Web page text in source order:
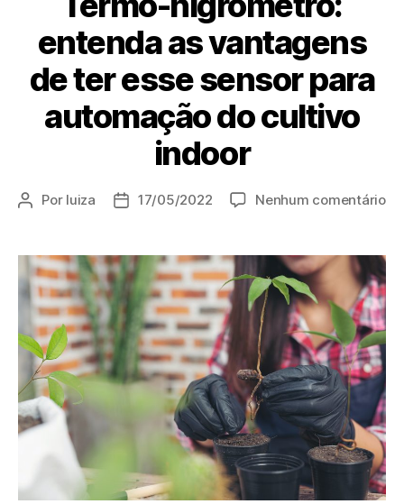
entenda as vantagens
de ter esse sensor para
automação do cultivo
indoor
Por luiza 17/05/2022 Nenhum comentário